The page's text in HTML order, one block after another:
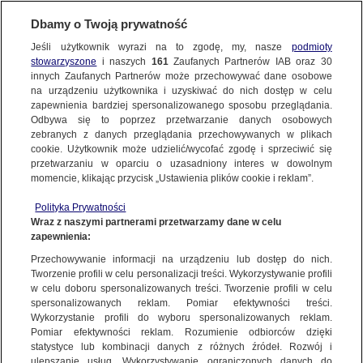
NAJNOWSZE
FAKTY
TVN24 GO
POLSKA
ŚWIAT
miasta:
WARSZAWA
Dzień dobry!
Jedno konto do wszystkich usług
Zabójstwo 5-letniego Dawida
Dbamy o Twoją prywatność
Jeśli użytkownik wyrazi na to zgodę, my, nasze podmioty
stowarzyszone i naszych 161Zaufanych Partnerów IAB oraz 30
innych Zaufanych Partnerów może przechowywać dane osobowe
na urządzeniu użytkownika i uzyskiwać do nich dostęp w celu
zapewnienia bardziej spersonalizowanego sposobu przeglądania.
Odbywa się to poprzez przetwarzanie danych osobowych
zebranych z danych przeglądania przechowywanych w plikach
cookie. Użytkownik może udzielić/wycofać zgodę i sprzeciwić się
przetwarzaniu w oparciu o uzasadniony interes w dowolnym
momencie, klikając przycisk „Ustawienia plików cookie i reklam”.
Polityka Prywatności
Wraz z naszymi partnerami przetwarzamy dane w celu
zapewnienia:
Przechowywanie informacji na urządzeniu lub dostęp do nich.
Tworzenie profili w celu personalizacji treści. Wykorzystywanie profili
w celu doboru spersonalizowanych treści. Tworzenie profili w celu
spersonalizowanych reklam. Pomiar efektywności treści.
Wykorzystanie profili do wyboru spersonalizowanych reklam.
Pomiar efektywności reklam. Rozumienie odbiorców dzięki
statystyce lub kombinacji danych z różnych źródeł. Rozwój i